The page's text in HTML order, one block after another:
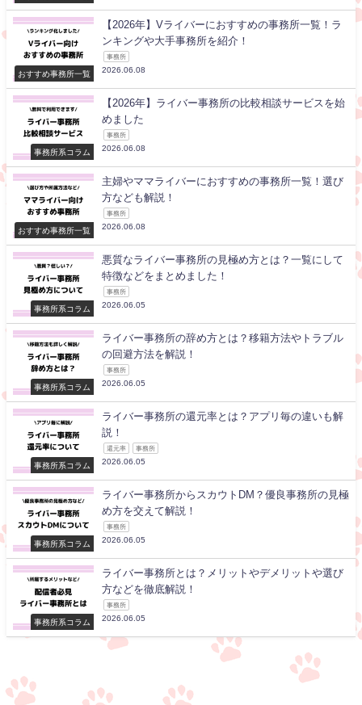
おすすめ事務所一覧
【2026年】Vライバーにおすすめの事務所一覧！ラ
ンキングや大手事務所を紹介！
事務所
2026.06.08
事務所系コラム
【2026年】ライバー事務所の比較相談サービスを始
めました
事務所
2026.06.08
おすすめ事務所一覧
主婦やママライバーにおすすめの事務所一覧！選び
方なども解説！
事務所
2026.06.08
事務所系コラム
悪質なライバー事務所の見極め方とは？一覧にして
特徴などをまとめました！
事務所
2026.06.05
事務所系コラム
ライバー事務所の辞め方とは？移籍方法やトラブル
の回避方法を解説！
事務所
2026.06.05
事務所系コラム
ライバー事務所の還元率とは？アプリ毎の違いも解
説！
還元率 事務所
2026.06.05
事務所系コラム
ライバー事務所からスカウトDM？優良事務所の見極
め方を交えて解説！
事務所
2026.06.05
事務所系コラム
ライバー事務所とは？メリットやデメリットや選び
方などを徹底解説！
事務所
2026.06.05